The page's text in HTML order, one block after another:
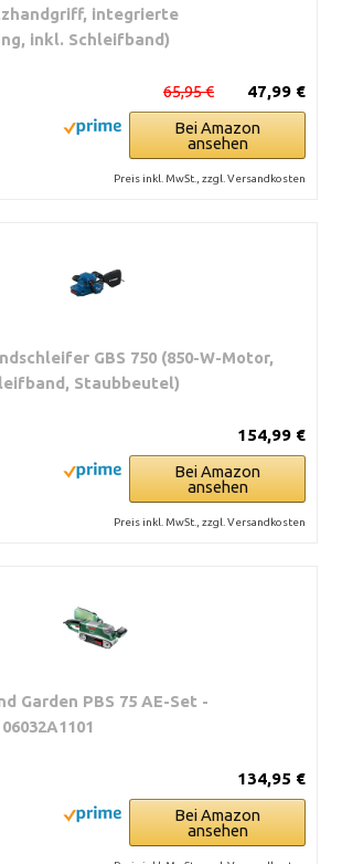
integrierte
inkl. Schleifband)
47,99 €
65,95 €
Bei Amazon
ansehen
Preis inkl. MwSt., zzgl. Versandkosten
GBS 750 (850-W-Motor,
Staubbeutel)
154,99 €
Bei Amazon
ansehen
Preis inkl. MwSt., zzgl. Versandkosten
Garden PBS 75 AE-Set -
134,95 €
Bei Amazon
ansehen